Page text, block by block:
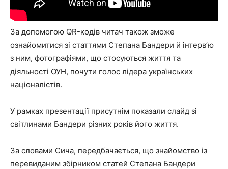
За допомогою QR-кодів читач також зможе
ознайомитися зі статтями Степана Бандери й інтерв’ю
з ним, фотографіями, що стосуються життя та
діяльності ОУН, почути голос лідера українських
націоналістів.
У рамках презентації присутнім показали слайд зі
світлинами Бандери різних років його життя.
За словами Сича, передбачається, що знайомство із
перевиданим збірником статей Степана Бандери